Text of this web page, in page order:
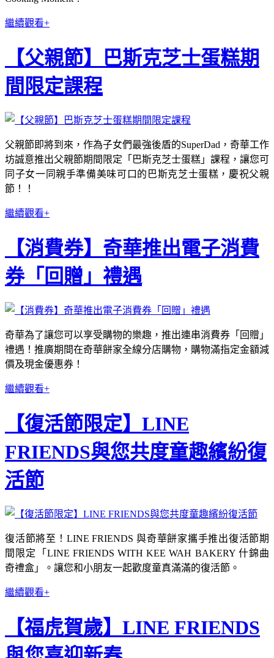
繼續觀看+
【父親節】巴斯克芝士蛋糕期
間限定課程
父親節即將到來，作為子女們最強後盾的SuperDad，奇華工作
坊誠意推出父親節期間限定「巴斯克芝士蛋糕」課程，讓您可
同子女一同親手準備美味可口的巴斯克芝士蛋糕，慶祝父親
節！！
繼續觀看+
【消費券】奇華推出電子消費
券「回贈」禮遇
奇華為了讓您可以享受購物的樂趣，推出連串消費券「回贈」
禮遇！推廣期間在奇華餅家全線分店購物，購物滿指定金額減
價及現金優惠券！
繼續觀看+
【復活節限定】LINE
FRIENDS與您共度童趣繽紛復
活節
復活節將至！LINE FRIENDS 與奇華餅家攜手推出復活節期
間限定「LINE FRIENDS WITH KEE WAH BAKERY 什錦曲
奇禮盒」。讓您和小朋友一起歡度童真滿滿的復活節。
繼續觀看+
【福虎賀歲】LINE FRIENDS